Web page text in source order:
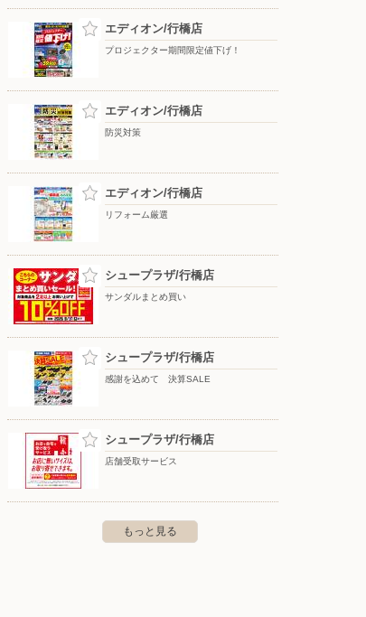
ドラッグストアモリ/北泉店
エディオン/行橋店
プロジェクター期間限定値下げ！
エディオン/行橋店
防災対策
エディオン/行橋店
リフォーム厳選
シュープラザ/行橋店
サンダルまとめ買い
シュープラザ/行橋店
感謝を込めて 決算SALE
シュープラザ/行橋店
店舗受取サービス
もっと見る